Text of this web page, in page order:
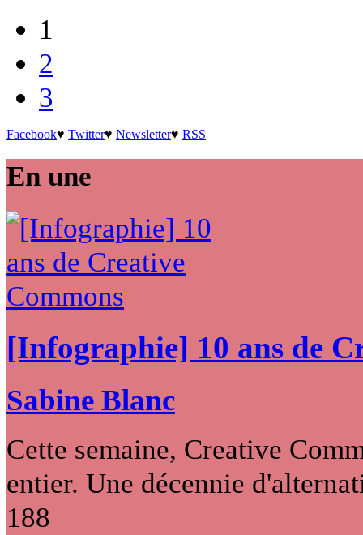
1
2
3
Facebook♥ Twitter♥ Newsletter♥ RSS
En une
[Infographie] 10 ans de
Sabine Blanc
Cette semaine, Creative
entier. Une décennie
188